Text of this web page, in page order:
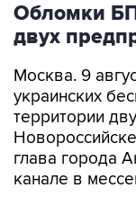
Обломки
двух
Москва. 9
украинских
территории
глава города
канале в